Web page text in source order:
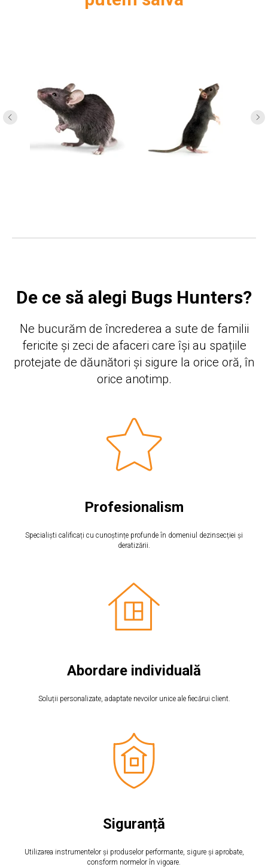
De ce să alegi Bugs Hunters?
Ne bucurăm de încrederea a sute de familii
fericite și zeci de afaceri care își au spațiile
protejate de dăunători și sigure la orice oră, în
orice anotimp.
Profesionalism
Specialiști calificați cu cunoștințe profunde în domeniul dezinsecției și
deratizării.
Abordare individuală
Soluții personalizate, adaptate nevoilor unice ale fiecărui client.
Siguranță
Utilizarea instrumentelor și produselor performante, sigure și aprobate,
consform normelor în vigoare.